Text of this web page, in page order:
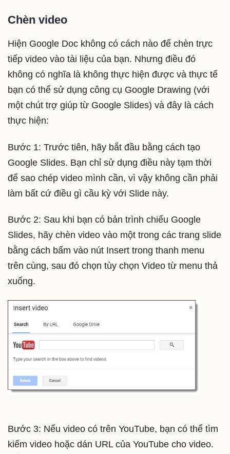
Chèn video
Hiện Google Doc không có cách nào để chèn trực
tiếp video vào tài liệu của bạn. Nhưng điều đó
không có nghĩa là không thực hiện được và thực tế
bạn có thể sử dụng công cụ Google Drawing (với
một chút trợ giúp từ Google Slides) và đây là cách
thực hiện:
Bước 1: Trước tiên, hãy bắt đầu bằng cách tạo
Google Slides. Bạn chỉ sử dụng điều này tạm thời
để sao chép video mình cần, vì vậy không cần phải
làm bất cứ điều gì cầu kỳ với Slide này.
Bước 2: Sau khi bạn có bản trình chiếu Google
Slides, hãy chèn video vào một trong các trang slide
bằng cách bấm vào nút Insert trong thanh menu
trên cùng, sau đó chọn tùy chọn Video từ menu thả
xuống.
Bước 3: Nếu video có trên YouTube, bạn có thể tìm
kiếm video hoặc dán URL của YouTube cho video.